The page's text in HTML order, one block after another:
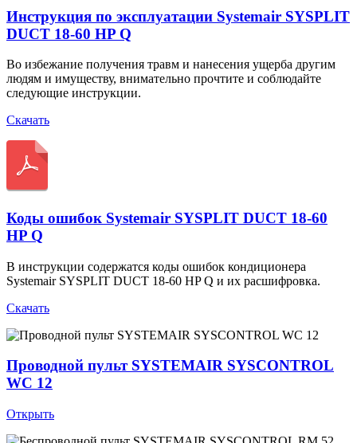
Инструкция по эксплуатации Systemair SYSPLIT
DUCT 18-60 HP Q
Во избежание получения травм и нанесения ущерба другим
людям и имуществу, внимательно прочтите и соблюдайте
следующие инструкции.
Скачать
Коды ошибок Systemair SYSPLIT DUCT 18-60
HP Q
В инструкции содержатся коды ошибок кондиционера
Systemair SYSPLIT DUCT 18-60 HP Q и их расшифровка.
Скачать
Проводной пульт SYSTEMAIR SYSCONTROL
WC 12
Открыть